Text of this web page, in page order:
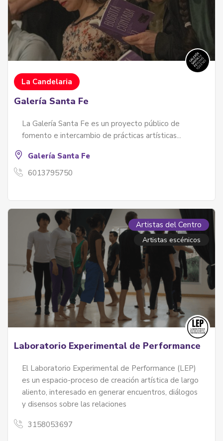
La Candelaria
Galería Santa Fe
La Galería Santa Fe es un proyecto público de
fomento e intercambio de prácticas artísticas...
Galería Santa Fe
6013795750
Artistas del Centro
Artistas escénicos
Laboratorio Experimental de Performance
El Laboratorio Experimental de Performance (LEP)
es un espacio-proceso de creación artística de largo
aliento, interesado en generar encuentros, diálogos
y disensos sobre las relaciones
3158053697